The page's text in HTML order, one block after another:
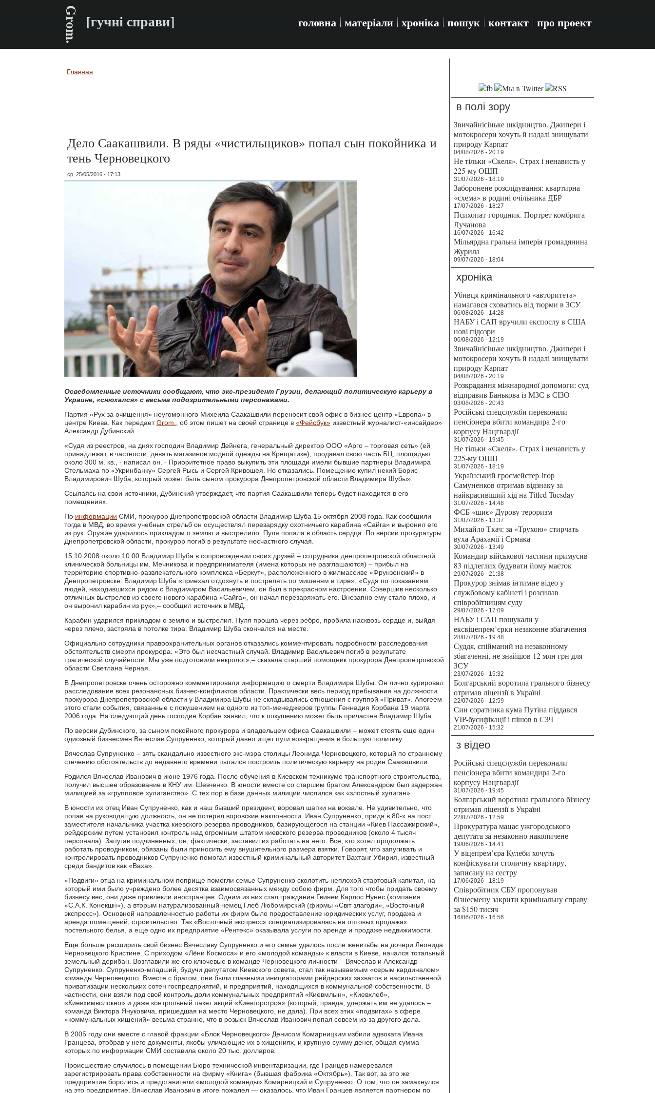
Grom. [гучні справи] головна матеріали хроніка пошук контакт про проект
Вы здесь
Главная
Дело Саакашвили. В ряды «чистильщиков» попал сын покойника и
тень Черновецкого
ср, 25/05/2016 - 17:13
Осведомленные источники сообщают, что экс-президент Грузии, делающий политическую карьеру в
Украине, «снюхался» с весьма подозрительными персонажами.
Партия «Рух за очищення» неугомонного Михеила Саакашвили переносит свой офис в бизнес-центр «Европа» в
центре Киева. Как передаетGrom. , об этом пишет на своей странице в «Фейсбук» известный журналист-«инсайдер»
Александр Дубинский.
«Судя из реестров, на днях господин Владимир Дейнега, генеральный директор ООО «Арго – торговая сеть» (ей
принадлежат, в частности, девять магазинов модной одежды на Крещатике), продавал свою часть БЦ, площадью
около 300 м. кв., - написал он. - Приоритетное право выкупить эти площади имели бывшие партнеры Владимира
Стельмаха по «Укринбанку» Сергей Рысь и Сергей Кривошея. Но отказались. Помещение купил некий Борис
Владимирович Шуба, который может быть сыном прокурора Днепропетровской области Владимира Шубы».
Ссылаясь на свои источники, Дубинский утверждает, что партия Саакашвили теперь будет находится в его
помещениях.
По информации СМИ, прокурор Днепропетровской области Владимир Шуба 15 октября 2008 года. Как сообщили
тогда в МВД, во время учебных стрельб он осуществлял перезарядку охотничьего карабина «Сайга» и выронил его
из рук. Оружие ударилось прикладом о землю и выстрелило. Пуля попала в область сердца. По версии прокуратуры
Днепропетровской области, прокурор погиб в результате несчастного случая.
15.10.2008 около 10.00 Владимир Шуба в сопровождении своих друзей – сотрудника днепропетровской областной
клинической больницы им. Мечникова и предпринимателя (имена которых не разглашаются) – прибыл на
территорию спортивно-развлекательного комплекса «Беркут», расположенного в жилмассиве «Фрунзенский» в
Днепропетровске. Владимир Шуба «приехал отдохнуть и пострелять по мишеням в тире». «Судя по показаниям
людей, находившихся рядом с Владимиром Васильевичем, он был в прекрасном настроении. Совершив несколько
отличных выстрелов из своего нового карабина «Сайга», он начал перезаряжать его. Внезапно ему стало плохо, и
он выронил карабин из рук»,– сообщил источник в МВД.
Карабин ударился прикладом о землю и выстрелил. Пуля прошла через ребро, пробила насквозь сердце и, выйдя
через плечо, застряла в потолке тира. Владимир Шуба скончался на месте.
Официально сотрудники правоохранительных органов отказались комментировать подробности расследования
обстоятельств смерти прокурора. «Это был несчастный случай. Владимир Васильевич погиб в результате
трагической случайности. Мы уже подготовили некролог»,– сказала старший помощник прокурора Днепропетровской
области Светлана Черная.
В Днепропетровске очень осторожно комментировали информацию о смерти Владимира Шубы. Он лично курировал
расследование всех резонансных бизнес-конфликтов области. Практически весь период пребывания на должности
прокурора Днепропетровской области у Владимира Шубы не складывались отношения с группой «Приват». Апогеем
этого стали события, связанные с покушением на одного из топ-менеджеров группы Геннадия Корбана 19 марта
2006 года. На следующий день господин Корбан заявил, что к покушению может быть причастен Владимир Шуба.
По версии Дубинского, за сыном покойного прокурора и владельцем офиса Саакашвили – может стоять еще один
одиозный бизнесмен Вячеслав Супруненко, который давно ищет пути возвращения в большую политику.
Вячеслав Супруненко – зять скандально известного экс-мэра столицы Леонида Черновецкого, который по странному
стечению обстоятельств до недавнего времени пытался построить политическую карьеру на родин Саакашвили.
Родился Вячеслав Иванович в июне 1976 года. После обучения в Киевском техникуме транспортного строительства,
получил высшее образование в КНУ им. Шевченко. В юности вместе со старшим братом Александром был задержан
милицией за «групповое хулиганство». С тех пор в базе данных милиции числился как «злостный хулиган».
В юности их отец Иван Супруненко, как и наш бывший президент, воровал шапки на вокзале. Не удивительно, что
попав на руководящую должность, он не потерял воровские наклонности. Иван Супруненко, придя в 80-х на пост
заместителя начальника участка киевского резерва проводников, базирующегося на станции «Киев Пассажирский»,
рейдерским путем установил контроль над огромным штатом киевского резерва проводников (около 4 тысяч
персонала). Запугав подчиненных, он, фактически, заставил их работать на него. Все, кто хотел продолжать
работать проводником, обязаны были приносить ему внушительного размера взятки. Говорят, что запугивать и
контролировать проводников Супруненко помогал известный криминальный авторитет Вахтанг Убирия, известный
среди бандитов как «Ваха».
«Подвиги» отца на криминальном поприще помогли семье Супруненко сколотить неплохой стартовый капитал, на
который ими было учреждено более десятка взаимосвязанных между собою фирм. Для того чтобы придать своему
бизнесу вес, они даже привлекли иностранцев. Одним из них стал гражданин Гвинеи Карлос Нунес (компания
«С.А.К. Конекшн»), а вторым натурализованный немец Глеб Любомирский (фирмы «Світ злагоди», «Восточный
экспресс»). Основной направленностью работы их фирм было предоставление юридических услуг, продажа и
аренда помещений, строительство. Так «Восточный экспресс» специализировалась на оптовых продажах
постельного белья, а еще одно их предприятие «Рентекс» оказывала услуги по аренде и продаже недвижимости.
Еще больше расширить свой бизнес Вячеславу Супруненко и его семье удалось после женитьбы на дочери Леонида
Черновецкого Кристине. С приходом «Лёни Космоса» и его «молодой команды» к власти в Киеве, начался тотальный
земельный дерибан. Возглавили же его ключевые в команде Черновецкого личности – Вячеслав и Александр
Супруненко. Супруненко-младший, будучи депутатом Киевского совета, стал так называемым «серым кардиналом»
команды Черновецкого. Вместе с братом, они были главными инициаторами рейдерских захватов и насильственной
приватизации нескольких сотен госпредприятий, и предприятий, находящихся в коммунальной собственности. В
частности, они взяли под свой контроль доли коммунальных предприятий «Киевмлын», «Киевхлеб»,
«Киевхимволокно» и даже контрольный пакет акций «Киевгорстроя» (который, правда, удержать им не удалось –
команда Виктора Януковича, пришедшая на место Черновецкого, не дала). При всех этих «подвигах» в сфере
«коммунальных хищений» весьма странно, что в розыск Вячеслав Иванович попал совсем из-за другого дела.
В 2005 году они вместе с главой фракции «Блок Черновецкого» Денисом Комарницким избили адвоката Ивана
Гранцева, отобрав у него документы, якобы уличающие их в хищениях, и крупную сумму денег, общая сумма
которых по информации СМИ составила около 20 тыс. долларов.
Происшествие случилось в помещении Бюро технической инвентаризации, где Гранцев намеревался
зарегистрировать права собственности на фирму «Книга» (бывшая фабрика «Октябрь»). Так вот, за это же
предприятие боролись и представители «молодой команды» Комарницкий и Супруненко. О том, что он замахнулся
на это предприятие, Вячеслав Иванович в итоге пожалел — оказалось, что Иван Гранцев является партнером по
в полі зору
Звичайнісіньке шкідництво. Джипери і
мотокросери хочуть й надалі знищувати
природу Карпат
04/08/2026 - 20:19
Не тільки «Скеля». Страх і ненависть у
225-му ОШП
31/07/2026 - 18:19
Заборонене розслідування: квартирна
«схема» в родині очільника ДБР
17/07/2026 - 18:27
Психопат-городник. Портрет комбрига
Лучанова
16/07/2026 - 16:42
Мільярдна гральна імперія громадянина
Журила
09/07/2026 - 18:04
хроніка
Убивця кримінального «авторитета»
намагався сховатись від тюрми в ЗСУ
06/08/2026 - 14:28
НАБУ і САП вручили експослу в США
нові підозри
06/08/2026 - 12:19
Звичайнісіньке шкідництво. Джипери і
мотокросери хочуть й надалі знищувати
природу Карпат
04/08/2026 - 20:19
Розкрадання міжнародної допомоги: суд
відправив Банькова із МЗС в СІЗО
03/08/2026 - 20:43
Російські спецслужби переконали
пенсіонера вбити командира 2-го
корпусу Нацгвардії
31/07/2026 - 19:45
Не тільки «Скеля». Страх і ненависть у
225-му ОШП
31/07/2026 - 18:19
Український гросмейстер Ігор
Самуненков отримав відзнаку за
найкрасивіший хід на Titled Tuesday
31/07/2026 - 14:48
ФСБ «шиє» Дурову тероризм
31/07/2026 - 13:37
Михайло Ткач: за «Трухою» стирчать
вуха Арахамії і Єрмака
30/07/2026 - 13:49
Командир військової частини примусив
83 підлеглих будувати йому маєток
29/07/2026 - 21:38
Прокурор знімав інтимне відео у
службовому кабінеті і розсилав
співробітницям суду
29/07/2026 - 17:09
НАБУ і САП пошукали у
ексвіцепрем’єрки незаконне збагачення
28/07/2026 - 19:48
Суддя, спійманий на незаконному
збагаченні, не знайшов 12 млн грн для
ЗСУ
23/07/2026 - 15:32
Болгарський воротила грального бізнесу
отримав ліцензії в Україні
22/07/2026 - 12:59
Син соратника кума Путіна піддався
VIP-бусифікації і пішов в СЗЧ
21/07/2026 - 15:32
з відео
Російські спецслужби переконали
пенсіонера вбити командира 2-го
корпусу Нацгвардії
31/07/2026 - 19:45
Болгарський воротила грального бізнесу
отримав ліцензії в Україні
22/07/2026 - 12:59
Прокуратура мацає ужгородського
депутата за незаконно накопичене
19/06/2026 - 14:41
У віцепрем’єра Кулеби хочуть
конфіскувати столичну квартиру,
записану на сестру
17/06/2026 - 18:19
Співробітник СБУ пропонував
бізнесмену закрити кримінальну справу
за $150 тисяч
16/06/2026 - 16:56